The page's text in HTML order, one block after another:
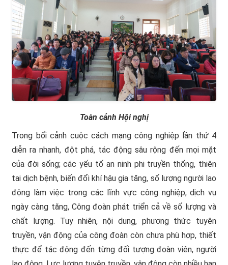
Toàn cảnh Hội nghị
Trong bối cảnh cuộc cách mạng công nghiệp lần thứ 4
diễn ra nhanh, đột phá, tác động sâu rộng đến mọi mặt
của đời sống; các yếu tố an ninh phi truyền thống, thiên
tai dịch bệnh, biến đổi khí hậu gia tăng, số lượng người lao
động làm việc trong các lĩnh vực công nghiệp, dịch vụ
ngày càng tăng, Công đoàn phát triển cả về số lượng và
chất lượng. Tuy nhiên, nội dung, phương thức tuyên
truyền, vận động của công đoàn còn chưa phù hợp, thiết
thực để tác động đến từng đối tượng đoàn viên, người